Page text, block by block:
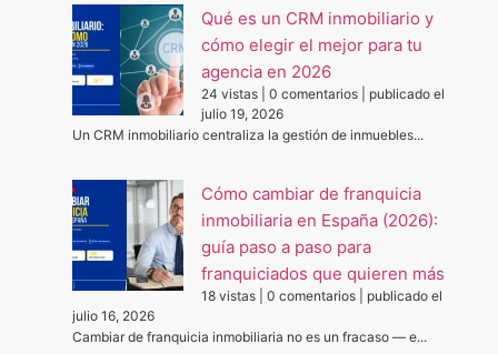
Qué es un CRM inmobiliario y
cómo elegir el mejor para tu
agencia en 2026
24 vistas 0 comentarios
publicado el
julio 19, 2026
Un CRM inmobiliario centraliza la gestión de inmuebles...
Cómo cambiar de franquicia
inmobiliaria en España (2026):
guía paso a paso para
franquiciados que quieren más
18 vistas 0 comentarios
publicado el
julio 16, 2026
Cambiar de franquicia inmobiliaria no es un fracaso — e...